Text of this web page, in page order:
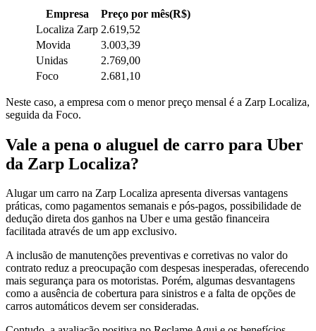
Empresa
Preço por mês(R$)
Localiza Zarp 2.619,52
Movida
3.003,39
Unidas
2.769,00
Foco
2.681,10
Neste caso, a empresa com o menor preço mensal é a Zarp Localiza,
seguida da Foco.
Vale a pena o aluguel de carro para Uber
da Zarp Localiza?
Alugar um carro na Zarp Localiza apresenta diversas vantagens
práticas, como pagamentos semanais e pós-pagos, possibilidade de
dedução direta dos ganhos na Uber e uma gestão financeira
facilitada através de um app exclusivo.
A inclusão de manutenções preventivas e corretivas no valor do
contrato reduz a preocupação com despesas inesperadas, oferecendo
mais segurança para os motoristas. Porém, algumas desvantagens
como a ausência de cobertura para sinistros e a falta de opções de
carros automáticos devem ser consideradas.